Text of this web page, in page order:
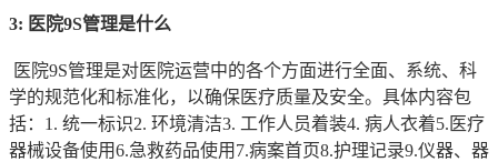
3: 医院9S管理是什么
医院9S管理是对医院运营中的各个方面进行全面、系统、科
学的规范化和标准化，以确保医疗质量及安全。具体内容包
括：1. 统一标识2. 环境清洁3. 工作人员着装4. 病人衣着5.医疗
器械设备使用6.急救药品使用7.病案首页8.护理记录9.仪器、器